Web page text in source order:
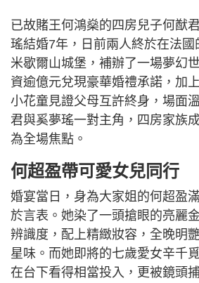
已故賭王何鴻燊的四房兒子何猷
瑤結婚7年，日前兩人終於在法國
米歇爾山城堡，補辦了一場夢幻
資逾億元兌現豪華婚禮承諾，加
小花童見證父母互許終身，場面
君與奚夢瑤一對主角，四房家族
為全場焦點。
何超盈帶可愛女兒同行
婚宴當日，身為大家姐的何超盈
於言表。她染了一頭搶眼的亮麗
辨識度，配上精緻妝容，全晚明
星味。而她即將的七歲愛女辛千
在台下看得相當投入，更被鏡頭